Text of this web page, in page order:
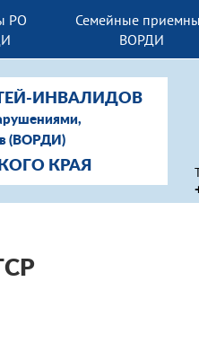
РО
Семейные
ВОРДИ
ИНВАЛИДОВ
(ВОРДИ)
КРАЯ